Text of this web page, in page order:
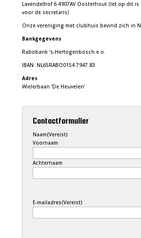
Lavendelhof 6 4907AV Oosterhout (let op dit
voor de secretaris)
Onze vereniging met clubhuis bevind zich in
Bankgegevens
Rabobank ‘s-Hertogenbosch e.o.
IBAN: NL65RABO0154 7947 83
Adres
Wielerbaan ‘De Heuvelen’
Contactformulier
Naam(Vereist)
Voornaam
Achternaam
E-mailadres(Vereist)